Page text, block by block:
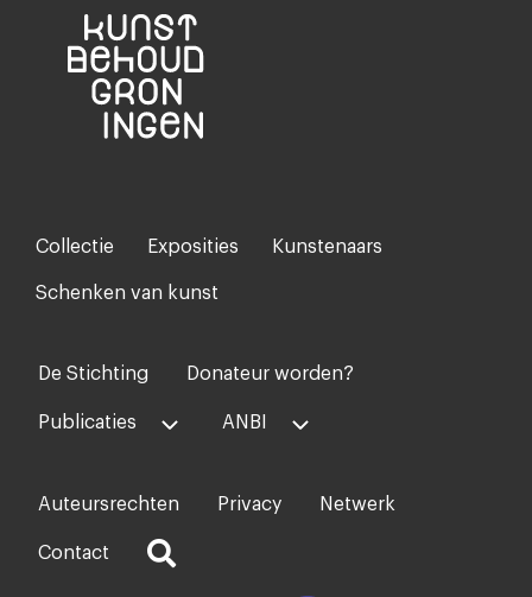
Footer-
menu
Collectie Exposities Kunstenaars
Schenken van kunst
Voet
midden
De Stichting Donateur worden?
Publicaties ANBI
Voet
rechts
Auteursrechten Privacy Netwerk
Contact